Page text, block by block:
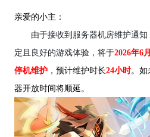
亲爱的小主：
由于接收到服务器机房维护通
定且良好的游戏体验，将于2026年6
停机维护，预计维护时长24小时。如
器开放时间将顺延。